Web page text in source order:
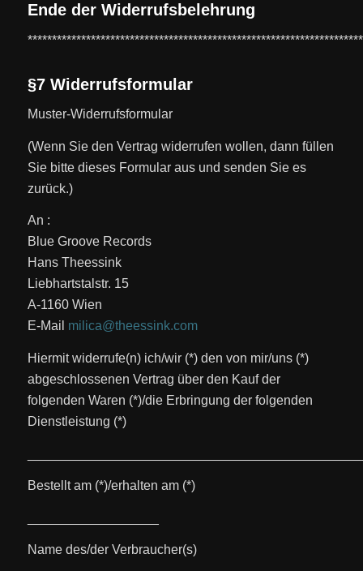
Ende der Widerrufsbelehrung
§7 Widerrufsformular
Muster-Widerrufsformular
(Wenn Sie den Vertrag widerrufen wollen, dann füllen
Sie bitte dieses Formular aus und senden Sie es
zurück.)
An :
Blue Groove Records
Hans Theessink
Liebhartstalstr. 15
A-1160 Wien
E-Mail milica@theessink.com
Hiermit widerrufe(n) ich/wir (*) den von mir/uns (*)
abgeschlossenen Vertrag über den Kauf der
folgenden Waren (*)/die Erbringung der folgenden
Dienstleistung (*)
Bestellt am (*)/erhalten am (*)
Name des/der Verbraucher(s)